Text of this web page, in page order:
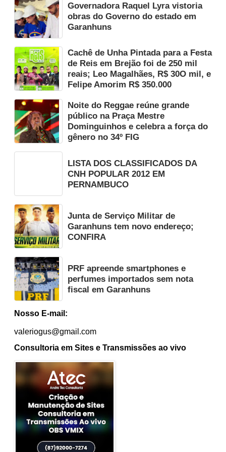
Governadora Raquel Lyra vistoria
obras do Governo do estado em
Garanhuns
Cachê de Unha Pintada para a Festa
de Reis em Brejão foi de 250 mil
reais; Leo Magalhães, R$ 30O mil, e
Felipe Amorim R$ 350.000
Noite do Reggae reúne grande
público na Praça Mestre
Dominguinhos e celebra a força do
gênero no 34º FIG
LISTA DOS CLASSIFICADOS DA
CNH POPULAR 2012 EM
PERNAMBUCO
Junta de Serviço Militar de
Garanhuns tem novo endereço;
CONFIRA
PRF apreende smartphones e
perfumes importados sem nota
fiscal em Garanhuns
Nosso E-mail:
valeriogus@gmail.com
Consultoria em Sites e Transmissões ao vivo